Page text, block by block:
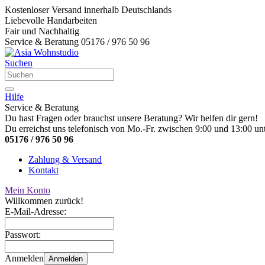
Kostenloser Versand innerhalb Deutschlands
Liebevolle Handarbeiten
Fair und Nachhaltig
Service & Beratung 05176 / 976 50 96
Suchen
Hilfe
Service & Beratung
Du hast Fragen oder brauchst unsere Beratung? Wir helfen dir gern!
Du erreichst uns telefonisch von Mo.-Fr. zwischen 9:00 und 13:00
05176 / 976 50 96
Zahlung & Versand
Kontakt
Mein Konto
Willkommen zurück!
E-Mail-Adresse:
Passwort:
Anmelden Anmelden